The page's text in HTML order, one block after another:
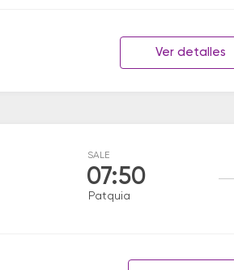
Ver detalles
SALE
07:50
Patquia